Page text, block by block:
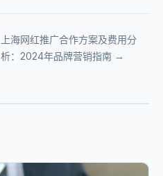
上海网红推广合作方案及费用分
析：2024年品牌营销指南 →